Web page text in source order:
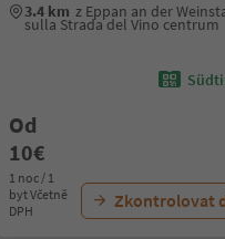
3.4 km z Eppan an der
sulla Strada del Vino centrum
Od
10€
1 noc / 1
byt Včetně
DPH
Zkontrolovat